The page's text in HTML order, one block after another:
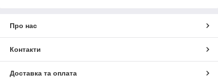
Про нас
Контакти
Доставка та оплата